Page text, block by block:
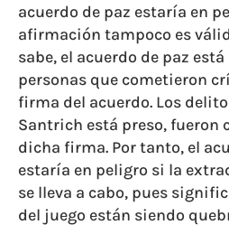
acuerdo de paz estaría en
afirmación tampoco es
sabe, el acuerdo de paz
personas que cometieron
firma del acuerdo. Los
Santrich está preso, fueron
dicha firma. Por tanto, el
estaría en peligro si la
se lleva a cabo, pues
del juego están siendo